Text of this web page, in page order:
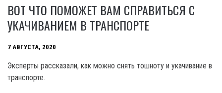
ВОТ ЧТО ПОМОЖЕТ ВАМ СПРАВИТЬСЯ С
УКАЧИВАНИЕМ В ТРАНСПОРТЕ
7 АВГУСТА, 2020
Эксперты рассказали, как можно снять тошноту и укачивание в
транспорте.